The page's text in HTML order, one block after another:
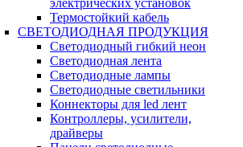
электрических установок
Термостойкий кабель
СВЕТОДИОДНАЯ ПРОДУКЦИЯ
Светодиодный гибкий неон
Светодиодная лента
Светодиодные лампы
Светодиодные светильники
Коннекторы для led лент
Контроллеры, усилители,
драйверы